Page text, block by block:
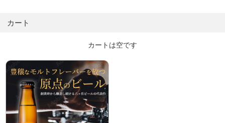
カート
カートは空です